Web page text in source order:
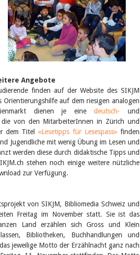
Angebote
finden auf der Website des SIKJM
auf dem riesigen analogen
dienen je einedeutsch- und
die von den MitarbeiterInnen in Zürich und
dem Titel «Lesetipps für Lesespass» finden
Jugendliche mit wenig Übung im Lesen und
werden diese durch didaktische Tipps und
stehen noch einige weitere nützliche
zur Verfügung.
von SIKJM, Bibliomedia Schweiz und
Freitag im November statt. Sie ist das
Land erzählen sich Gross und Klein
Bibliotheken, Buchhandlungen und
jeweilige Motto der Erzählnacht ganz nach